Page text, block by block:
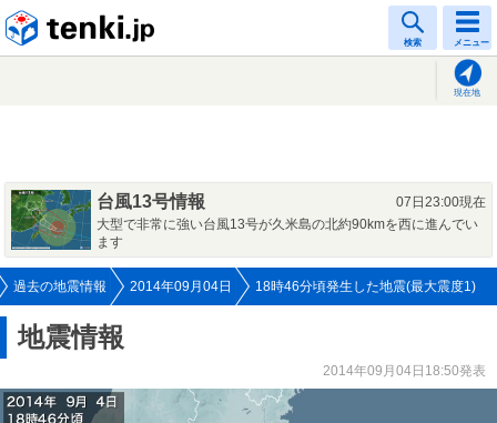
検索 メニュー
現在地
台風13号情報
07日23:00現在
大型で非常に強い台風13号が久米島の北約90kmを西に進んでい
ます
過去の地震情報 2014年09月04日 18時46分頃発生した地震(最大震度1)
地震情報
2014年09月04日18:50発表